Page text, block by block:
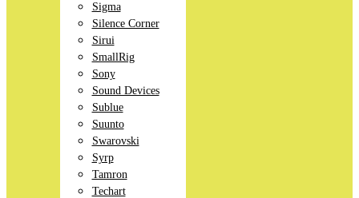
Sigma
Silence Corner
Sirui
SmallRig
Sony
Sound Devices
Sublue
Suunto
Swarovski
Syrp
Tamron
Techart